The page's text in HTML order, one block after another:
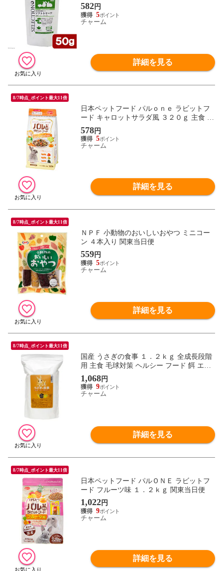
582円
5
チャーム
詳細を見る
8/7時点_ポイント最大11倍
日本ペットフード パルｏｎｅ ラビットフ
ード キャロットサラダ風 ３２０ｇ 主食 関
東当日便
578円
5
チャーム
詳細を見る
8/7時点_ポイント最大11倍
ＮＰＦ 小動物のおいしいおやつ ミニコー
ン ４本入り 関東当日便
559円
5
チャーム
詳細を見る
8/7時点_ポイント最大11倍
国産 うさぎの食事 １．２ｋｇ 全成長段階
用 主食 毛球対策 ヘルシー フード 餌 エサ
ウサギ 兎 ペレット 関東当日便
1,068円
9
チャーム
詳細を見る
8/7時点_ポイント最大11倍
日本ペットフード パルＯＮＥ ラビットフ
ード フルーツ味 １．２ｋｇ 関東当日便
1,022円
9
チャーム
詳細を見る